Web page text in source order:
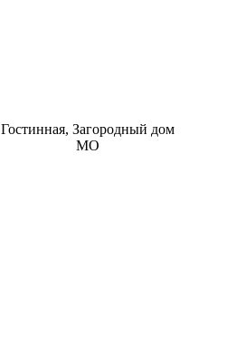
Гостинная, Загородный дом
МО